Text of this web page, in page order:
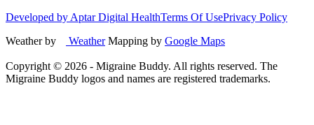
Developed by Aptar Digital HealthTerms Of UsePrivacy Policy
Weather by
WeatherMapping by Google Maps
Copyright © 2026 - Migraine Buddy. All rights reserved. The
Migraine Buddy logos and names are registered trademarks.